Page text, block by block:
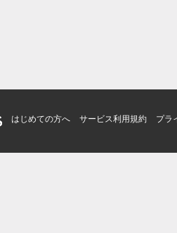
はじめての方へ サービス利用規約 プラ